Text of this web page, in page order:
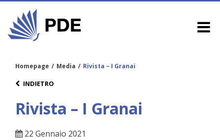
Homepage / Media / Rivista – I Granai
INDIETRO
Rivista – I Granai
22 Gennaio 2021